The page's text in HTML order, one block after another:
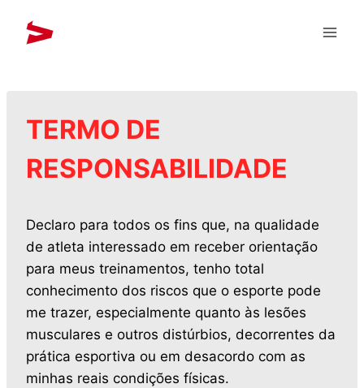
TERMO DE
RESPONSABILIDADE
Declaro para todos os fins que, na qualidade
de atleta interessado em receber orientação
para meus treinamentos, tenho total
conhecimento dos riscos que o esporte pode
me trazer, especialmente quanto às lesões
musculares e outros distúrbios, decorrentes da
prática esportiva ou em desacordo com as
minhas reais condições físicas.